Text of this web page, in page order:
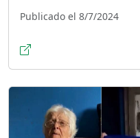
Publicado el 8/7/2024